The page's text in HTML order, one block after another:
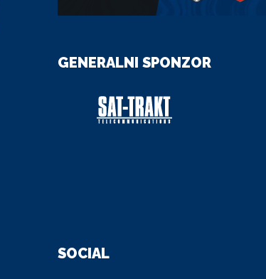
GENERALNI SPONZOR
SOCIAL